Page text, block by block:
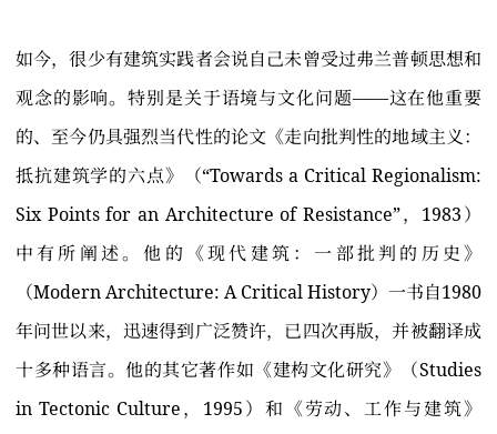
如今，很少有建筑实践者会说自己未曾受过弗兰普顿思想和
观念的影响。特别是关于语境与文化问题——这在他重要
的、至今仍具强烈当代性的论文《走向批判性的地域主义：
抵抗建筑学的六点》（“Towards a Critical Regionalism:
Six Points for an Architecture of Resistance”，1983）
中有所阐述。他的《现代建筑：一部批判的历史》
（Modern Architecture: A Critical History）一书自1980
年问世以来，迅速得到广泛赞许，已四次再版，并被翻译成
十多种语言。他的其它著作如《建构文化研究》（Studies
in Tectonic Culture，1995）和《劳动、工作与建筑》